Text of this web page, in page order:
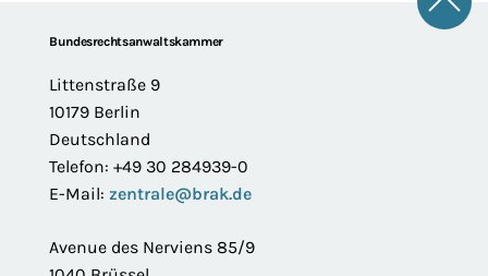
FooterBundesrechtsanwaltskammer
Littenstraße 9
10179 Berlin
Deutschland
Telefon: +49 30 284939-0
E-Mail: zentrale@brak.de
Avenue des Nerviens 85/9